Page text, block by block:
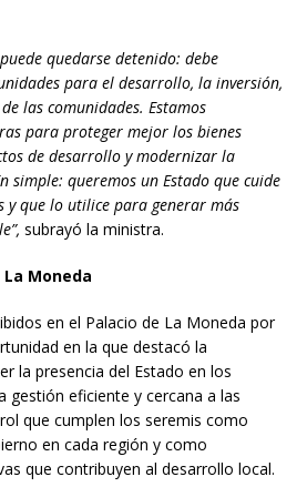
quedarse detenido: debe
para el desarrollo, la inversión,
las comunidades. Estamos
para proteger mejor los bienes
de desarrollo y modernizar la
simple: queremos un Estado que cuide
y que lo utilice para generar más
subrayó la ministra.
Moneda
en el Palacio de La Moneda por
en la que destacó la
la presencia del Estado en los
gestión eficiente y cercana a las
que cumplen los seremis como
en cada región y como
que contribuyen al desarrollo local.